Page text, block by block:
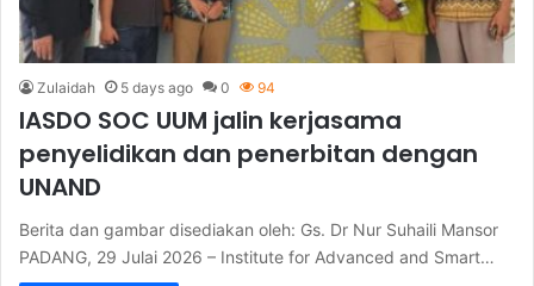
Zulaidah 5 days ago 0 94
IASDO SOC UUM jalin kerjasama
penyelidikan dan penerbitan dengan
UNAND
Berita dan gambar disediakan oleh: Gs. Dr Nur Suhaili Mansor
PADANG, 29 Julai 2026 – Institute for Advanced and Smart…